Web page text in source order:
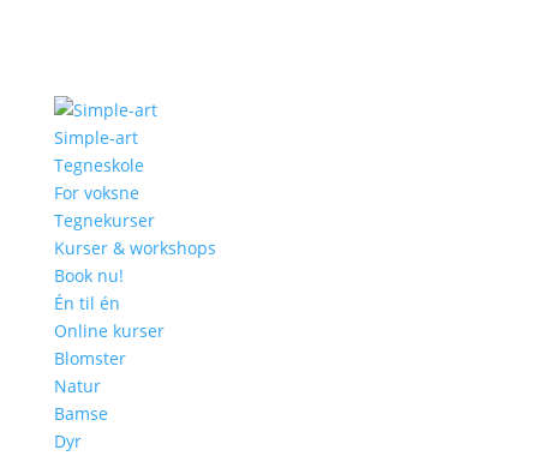
Simple-art
Tegneskole
For voksne
Tegnekurser
Kurser & workshops
Book nu!
Én til én
Online kurser
Blomster
Natur
Bamse
Dyr